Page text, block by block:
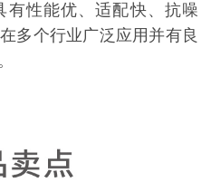
有性能优、适配快、抗噪
多个行业广泛应用并有良